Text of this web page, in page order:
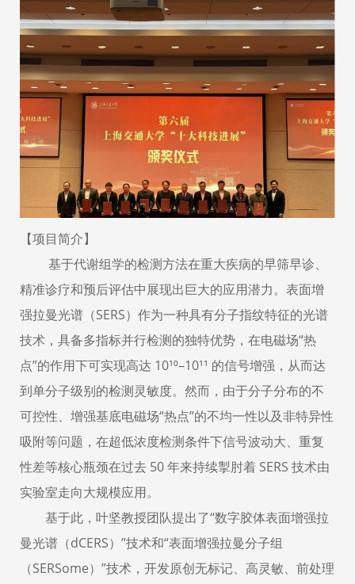
【项目简介】
基于代谢组学的检测方法在重大疾病的早筛早诊、
精准诊疗和预后评估中展现出巨大的应用潜力。表面增
强拉曼光谱（SERS）作为一种具有分子指纹特征的光谱
技术，具备多指标并行检测的独特优势，在电磁场“热
点”的作用下可实现高达 10¹⁰–10¹¹ 的信号增强，从而达
到单分子级别的检测灵敏度。然而，由于分子分布的不
可控性、增强基底电磁场“热点”的不均一性以及非特异性
吸附等问题，在超低浓度检测条件下信号波动大、重复
性差等核心瓶颈在过去 50年来持续掣肘着 SERS 技术由
实验室走向大规模应用。
基于此，叶坚教授团队提出了“数字胶体表面增强拉
曼光谱（dCERS） ”技术和“表面增强拉曼分子组
（SERSome） ”技术，开发原创无标记、高灵敏、前处理